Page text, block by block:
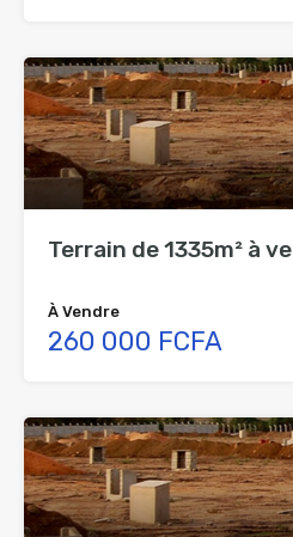
Terrain de 1335m² à
À Vendre
260 000 FCFA